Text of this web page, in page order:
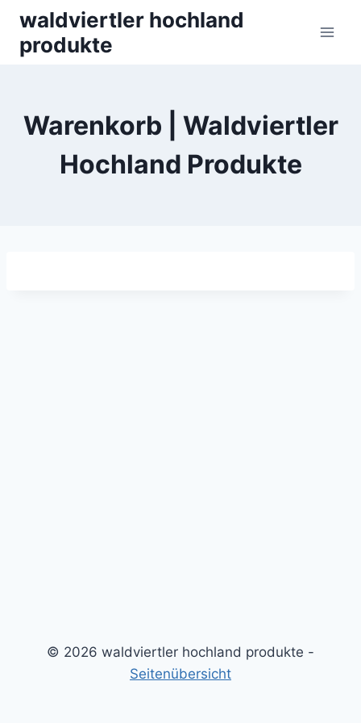
content
waldviertler hochland
produkte
Warenkorb | Waldviertler
Hochland Produkte
© 2026 waldviertler hochland produkte -
Seitenübersicht